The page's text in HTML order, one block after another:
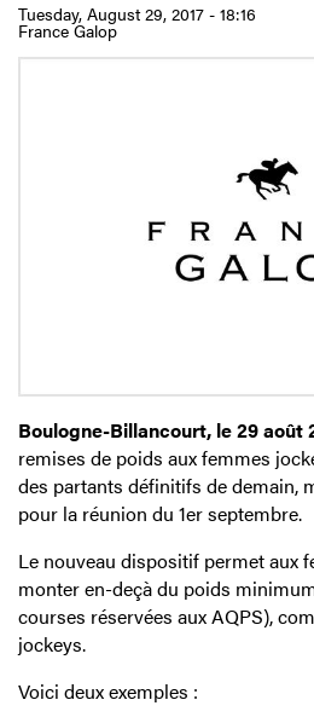
Tuesday, August 29, 2017 - 18:16
France Galop
Boulogne-Billancourt, le 29 août
remises de poids aux femmes
des partants définitifs de demain,
pour la réunion du 1er septembre.
Le nouveau dispositif permet aux
monter en-deçà du poids
courses réservées aux AQPS),
jockeys.
Voici deux exemples :